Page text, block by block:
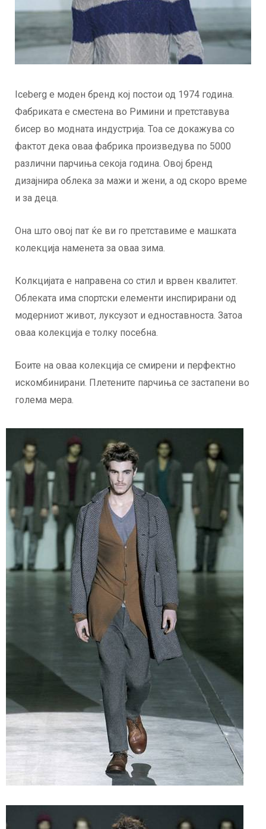
Iceberg е моден бренд кој постои од 1974 година.
Фабриката е сместена во Римини и претставува
бисер во модната индустрија. Тоа се докажува со
фактот дека оваа фабрика произведува по 5000
различни парчиња секоја година. Овој бренд
дизајнира облека за мажи и жени, а од скоро време
и за деца.
Она што овој пат ќе ви го претставиме е машката
колекција наменета за оваа зима.
Колкцијата е направена со стил и врвен квалитет.
Облеката има спортски елементи инспирирани од
модерниот живот, луксузот и едноставноста. Затоа
оваа колекција е толку посебна.
Боите на оваа колекција се смирени и перфектно
искомбинирани. Плетените парчиња се застапени во
голема мера.